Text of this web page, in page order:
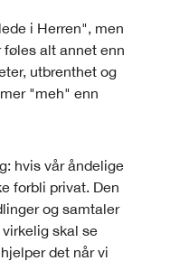
i Herren", men
alt annet enn
utbrenthet og
"meh" enn
hvis vår åndelige
forbli privat. Den
og samtaler
skal se
det når vi